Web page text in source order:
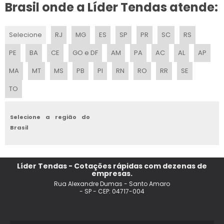
VALOR DE ALUGUEL DE TENDAS
TENDA PARA PRAIA ARTICULADA
LOCACAO DE TENDAS CAMPINAS
LOCACAO DE TENDAS MG
ALUGUEL DE TENDAS PARA FESTAS SP
ALUGUEL DE TENDA 10X10 SP
Brasil onde a Líder Tendas atende:
Selecione RJ MG ES SP PR SC
RS
PE
BA CE GO e DF AM PA AC AL
AP
MA
MT MS PB PI RN RO RR
SE
TO
Selecione a região do
Brasil
Líder Tendas - Cotações rápidas com dezenas de
empresas.
Rua Alexandre Dumas - Santo Amaro
- SP - CEP: 04717-004